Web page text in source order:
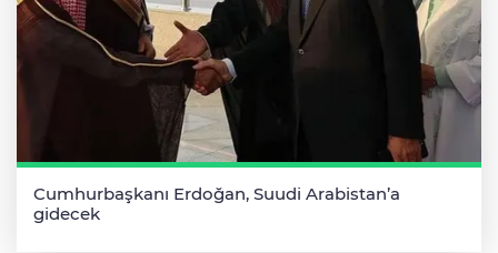
Cumhurbaşkanı Erdoğan, Suudi Arabistan’a
gidecek